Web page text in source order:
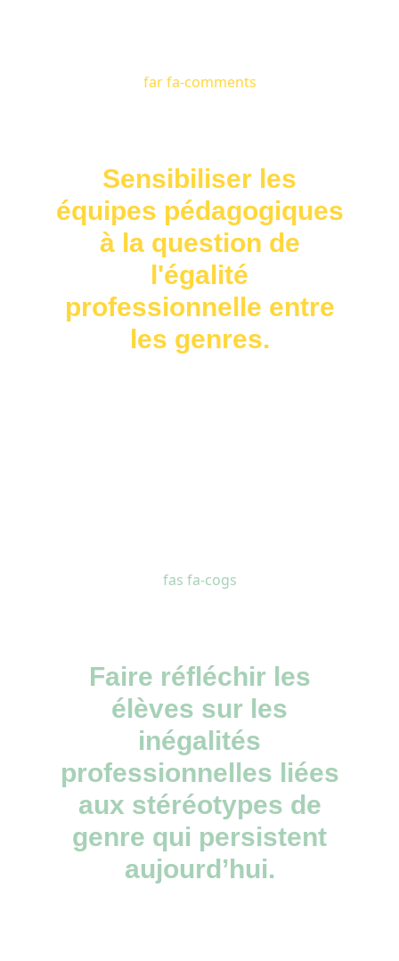
far fa-comments
Sensibiliser les
équipes pédagogiques
à la question de
l'égalité
professionnelle entre
les genres.
fas fa-cogs
Faire réfléchir les
élèves sur les
inégalités
professionnelles liées
aux stéréotypes de
genre qui persistent
aujourd’hui.